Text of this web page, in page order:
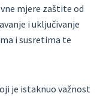
mjere zaštite od
i uključivanje
i susretima te
je istaknuo važnost